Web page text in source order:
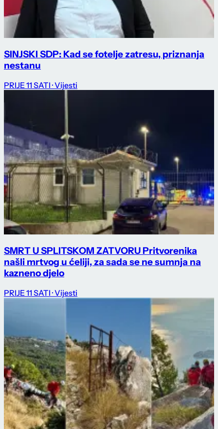
SINJSKI SDP: Kad se fotelje zatresu, priznanja
nestanu
PRIJE 11 SATI · Vijesti
SMRT U SPLITSKOM ZATVORU Pritvorenika
našli mrtvog u ćeliji, za sada se ne sumnja na
kazneno djelo
PRIJE 11 SATI · Vijesti